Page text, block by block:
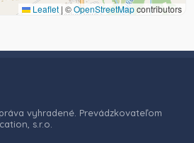
Leaflet | ©OpenStreetMapcontributors
vyhradené. Prevádzkovateľom
s.r.o.